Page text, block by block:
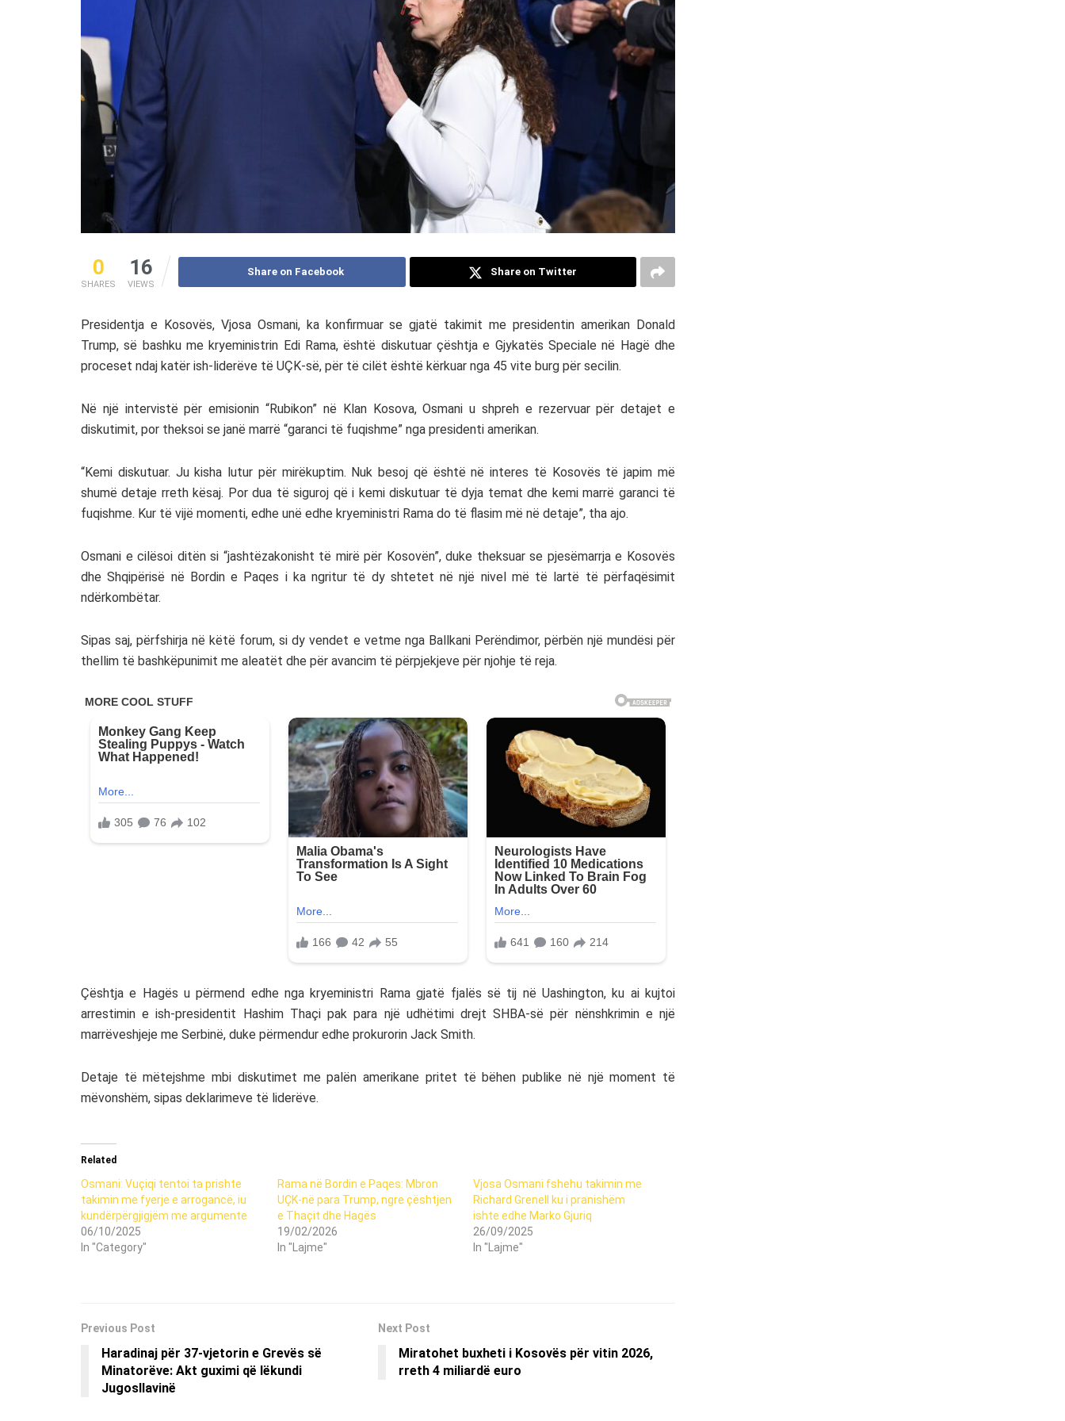
0
SHARES
16
VIEWS
Share on Facebook Share on Twitter
Presidentja e Kosovës, Vjosa Osmani, ka konfirmuar se gjatë takimit me presidentin amerikan Donald
Trump, së bashku me kryeministrin Edi Rama, është diskutuar çështja e Gjykatës Speciale në Hagë dhe
proceset ndaj katër ish-liderëve të UÇK-së, për të cilët është kërkuar nga 45 vite burg për secilin.
Në një intervistë për emisionin “Rubikon” në Klan Kosova, Osmani u shpreh e rezervuar për detajet e
diskutimit, por theksoi se janë marrë “garanci të fuqishme” nga presidenti amerikan.
“Kemi diskutuar. Ju kisha lutur për mirëkuptim. Nuk besoj që është në interes të Kosovës të japim më
shumë detaje rreth kësaj. Por dua të siguroj që i kemi diskutuar të dyja temat dhe kemi marrë garanci të
fuqishme. Kur të vijë momenti, edhe unë edhe kryeministri Rama do të flasim më në detaje”, tha ajo.
Osmani e cilësoi ditën si “jashtëzakonisht të mirë për Kosovën”, duke theksuar se pjesëmarrja e Kosovës
dhe Shqipërisë në Bordin e Paqes i ka ngritur të dy shtetet në një nivel më të lartë të përfaqësimit
ndërkombëtar.
Sipas saj, përfshirja në këtë forum, si dy vendet e vetme nga Ballkani Perëndimor, përbën një mundësi për
thellim të bashkëpunimit me aleatët dhe për avancim të përpjekjeve për njohje të reja.
Çështja e Hagës u përmend edhe nga kryeministri Rama gjatë fjalës së tij në Uashington, ku ai kujtoi
arrestimin e ish-presidentit Hashim Thaçi pak para një udhëtimi drejt SHBA-së për nënshkrimin e një
marrëveshjeje me Serbinë, duke përmendur edhe prokurorin Jack Smith.
Detaje të mëtejshme mbi diskutimet me palën amerikane pritet të bëhen publike në një moment të
mëvonshëm, sipas deklarimeve të liderëve.
Related
Osmani: Vuçiqi tentoi ta prishte
takimin me fyerje e arrogancë, iu
kundërpërgjigjëm me argumente
06/10/2025
In "Category"
Rama në Bordin e Paqes: Mbron
UÇK-në para Trump, ngre çështjen
e Thaçit dhe Hagës
19/02/2026
In "Lajme"
Vjosa Osmani fshehu takimin me
Richard Grenell ku i pranishëm
ishte edhe Marko Gjuriq
26/09/2025
In "Lajme"
Previous Post
Haradinaj për 37-vjetorin e Grevës së
Minatorëve: Akt guximi që lëkundi
Jugosllavinë
Next Post
Miratohet buxheti i Kosovës për vitin 2026,
rreth 4 miliardë euro